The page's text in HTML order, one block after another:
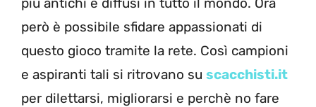
però è possibile sfidare appassionati di
questo gioco tramite la rete. Così campioni
e aspiranti tali si ritrovano su scacchisti.it
per dilettarsi, migliorarsi e perchè no fare